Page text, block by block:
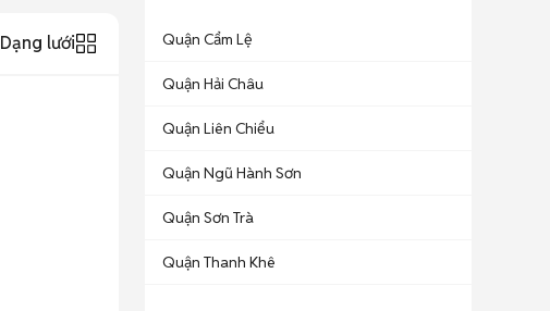
Dạng lưới Quận Cẩm Lệ
Quận Hải Châu
Quận Liên Chiểu
Quận Ngũ Hành Sơn
Quận Sơn Trà
Quận Thanh Khê